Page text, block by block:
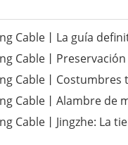
Cable丨Jingzhe: La